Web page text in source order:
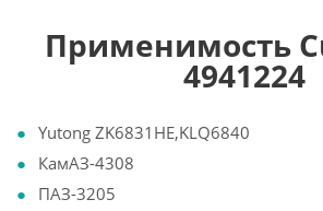
Применимость
4941224
Yutong ZK6831HE,KLQ6840
КамАЗ-4308
ПАЗ-3205